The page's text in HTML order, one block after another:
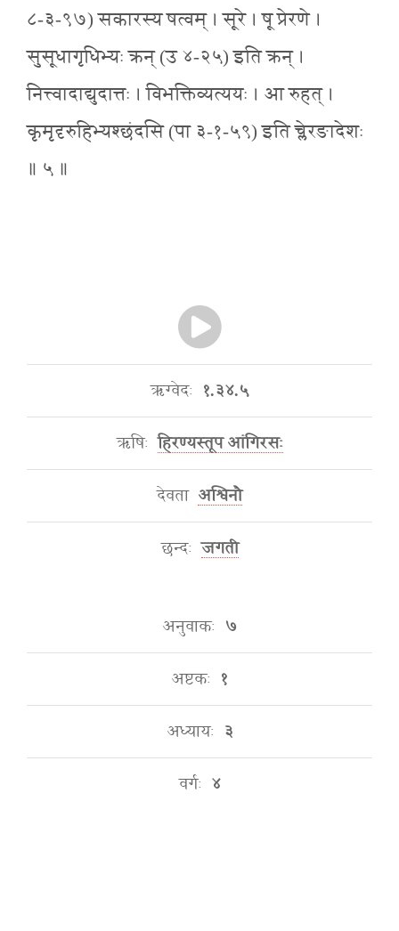
८-३-९७) सकारस्य षत्वम् । सूरे । षू प्रेरणे ।
सुसूधागृधिभ्यः क्रन् (उ ४-२५) इति क्रन् ।
नित्त्वादाद्युदात्तः । विभक्तिव्यत्ययः । आ रुहत् ।
कृमृदृरुहिभ्यश्छंदसि (पा ३-१-५९) इति च्लेरङादेशः
॥ ५ ॥
ऋग्वेदः १.३४.५
ऋषिः हिरण्यस्तूप आंगिरसः
देवता अश्विनौ
छन्दः जगती
अनुवाकः ७
अष्टकः १
अध्यायः ३
वर्गः ४